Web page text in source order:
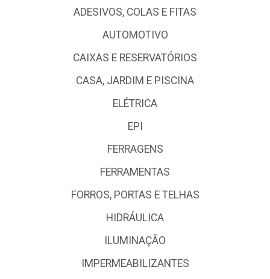
ADESIVOS, COLAS E FITAS
AUTOMOTIVO
CAIXAS E RESERVATÓRIOS
CASA, JARDIM E PISCINA
ELÉTRICA
EPI
FERRAGENS
FERRAMENTAS
FORROS, PORTAS E TELHAS
HIDRÁULICA
ILUMINAÇÃO
IMPERMEABILIZANTES